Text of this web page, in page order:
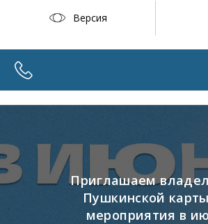
Версия
Приглашаем
Пушкинской
мероприятия в